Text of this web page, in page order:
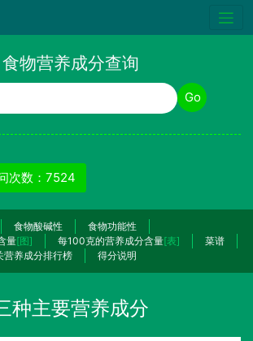
食物营养成分查询
Go
次数：7524
食物酸碱性
食物功能性
量[图] 每100克的营养成分含量[表]
菜谱
营养成分排行榜 得分说明
种主要营养成分